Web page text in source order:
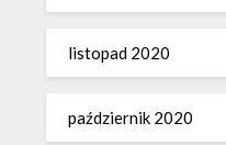
listopad 2020
październik 2020